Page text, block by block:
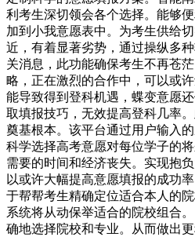
利考生深切领会各个选择。能够
加到小我意愿表中。为考生供给
近，有着显著劣势，通过操纵多
关消息，此功能确保考生不再苍
略，正在激烈的合作中，可以或
能导致得到登科机遇，蝶变意愿
取填报技巧，无效提高登科几率
奠基根本。该平台通过用户输入
科学选择高考意愿对每位学子的
需要的时间和经济丧失。实现抱
以或许大幅提高意愿填报的成功
于帮帮考生精确定位适合本人的
系统将从动保举适合的院校组合
确地选择院校和专业。从而做出